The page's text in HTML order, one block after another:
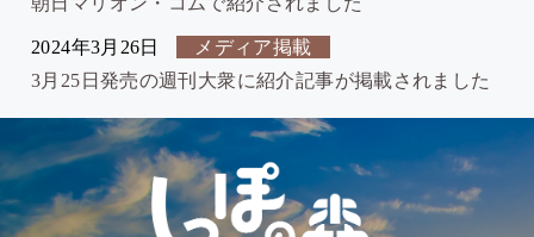
2024年3月26日
メディア掲載
3月25日発売の週刊大衆に紹介記事が掲載されました